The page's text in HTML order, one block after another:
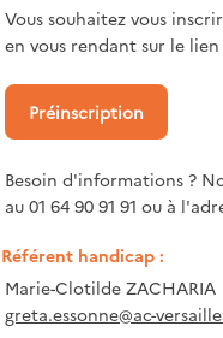
Vous souhaitez vous
en vous rendant sur le lien
Préinscription
Besoin d'informations ?
au 01 64 90 91 91 ou à
Référent handicap :
Marie-Clotilde ZACHARIA
greta.essonne@ac-